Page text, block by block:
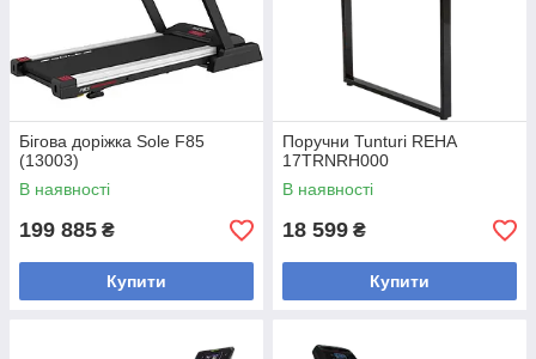
Бігова доріжка Sole F85
(13003)
В наявності
199 885 ₴
Купити
Поручни Tunturi REHA
17TRNRH000
В наявності
18 599 ₴
Купити